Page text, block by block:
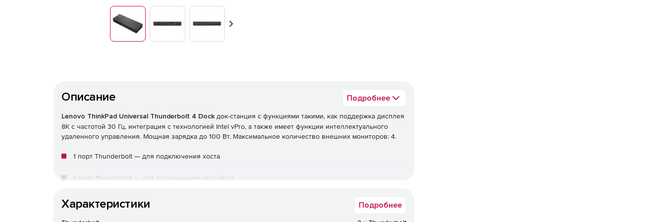
Вперед
Описание Подробнее
Lenovo ThinkPad Universal Thunderbolt 4 Dock док-станция с функциями такими, как поддержка дисплея
8K с частотой 30 Гц, интеграция с технологией Intel vPro, а также имеет функции интеллектуального
удаленного управления. Мощная зарядка до 100 Вт. Максимальное количество внешних мониторов: 4.
1 порт Thunderbolt — для подключения хоста
1 порт Thunderbolt — для подключения устройств
Характеристики Подробнее